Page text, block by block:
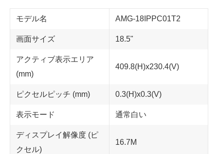
モデル名 AMG-18IPPC01T2
画面サイズ 18.5"
アクティブ表示エリア
(mm)
409.8(H)x230.4(V)
ピクセルピッチ (mm) 0.3(H)x0.3(V)
表示モード 通常白い
ディスプレイ解像度 (ピ
クセル)
16.7M